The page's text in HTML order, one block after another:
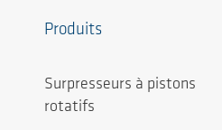
Produits
Surpresseurs à pistons
rotatifs